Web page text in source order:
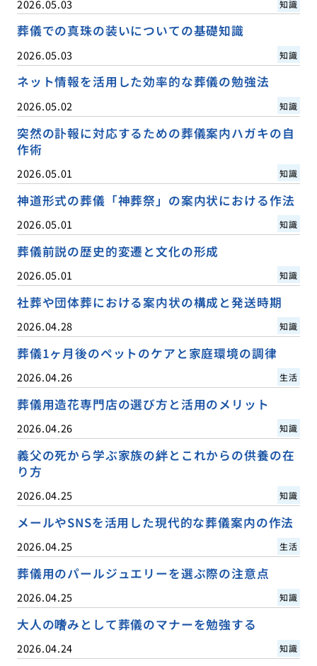
2026.05.03 知識
葬儀での真珠の装いについての基礎知識
2026.05.03 知識
ネット情報を活用した効率的な葬儀の勉強法
2026.05.02 知識
突然の訃報に対応するための葬儀案内ハガキの自
作術
2026.05.01 知識
神道形式の葬儀「神葬祭」の案内状における作法
2026.05.01 知識
葬儀前説の歴史的変遷と文化の形成
2026.05.01 知識
社葬や団体葬における案内状の構成と発送時期
2026.04.28 知識
葬儀1ヶ月後のペットのケアと家庭環境の調律
2026.04.26 生活
葬儀用造花専門店の選び方と活用のメリット
2026.04.26 知識
義父の死から学ぶ家族の絆とこれからの供養の在
り方
2026.04.25 知識
メールやSNSを活用した現代的な葬儀案内の作法
2026.04.25 生活
葬儀用のパールジュエリーを選ぶ際の注意点
2026.04.25 知識
大人の嗜みとして葬儀のマナーを勉強する
2026.04.24 知識